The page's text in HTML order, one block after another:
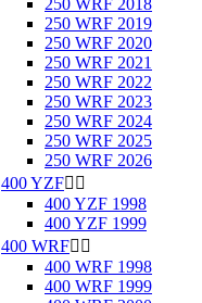
250 WRF 2018
250 WRF 2019
250 WRF 2020
250 WRF 2021
250 WRF 2022
250 WRF 2023
250 WRF 2024
250 WRF 2025
250 WRF 2026
400 YZF 
400 YZF 1998
400 YZF 1999
400 WRF 
400 WRF 1998
400 WRF 1999